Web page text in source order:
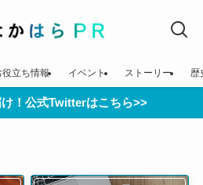
役立ち情報 イベント ストーリー 歴
！公式Twitterはこちら>>